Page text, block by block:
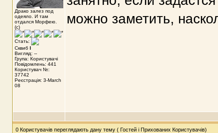
Драко залез под
одеяло. И там
отдался Морфею.
(с)
Стать:
Сквиб I
Вигляд: --
Група: Користувачі
Повідомлень: 441
Користувач №:
37742
Реєстрація: 3-March
08
можно заметить,
0 Користувачів переглядають дану тему ( Гостей і Прихованих Користувачів)